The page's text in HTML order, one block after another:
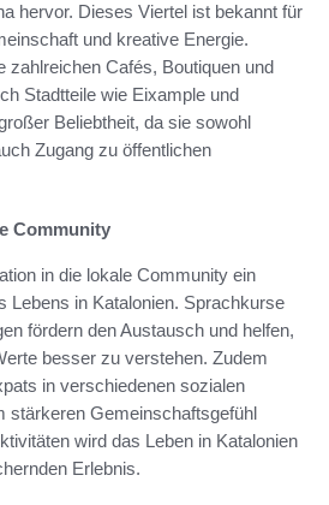
hervor. Dieses Viertel ist bekannt für
und kreative Energie.
zahlreichen Cafés, Boutiquen und
Stadtteile wie Eixample und
Beliebtheit, da sie sowohl
Zugang zu öffentlichen
Community
in die lokale Community ein
Lebens in Katalonien. Sprachkurse
fördern den Austausch und helfen,
besser zu verstehen. Zudem
in verschiedenen sozialen
stärkeren Gemeinschaftsgefühl
wird das Leben in Katalonien
Erlebnis.